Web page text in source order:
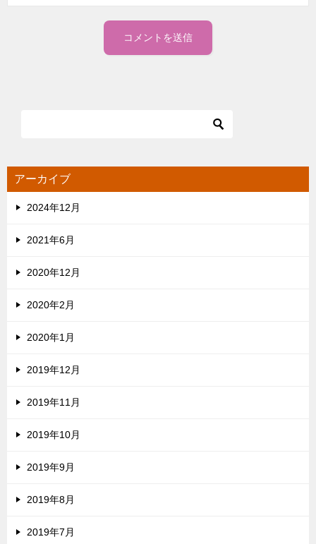
アーカイブ
2024年12月
2021年6月
2020年12月
2020年2月
2020年1月
2019年12月
2019年11月
2019年10月
2019年9月
2019年8月
2019年7月